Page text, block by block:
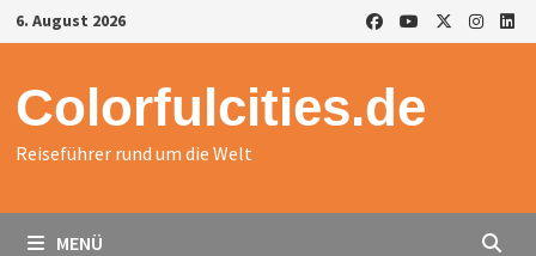
Zurück
zum
6. August 2026
Colorfulcities.de
Reiseführer rund um die Welt
MENÜ